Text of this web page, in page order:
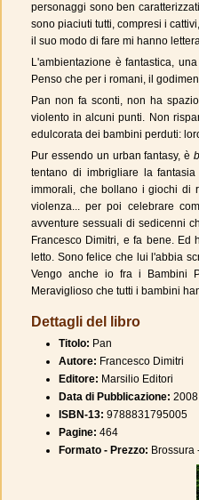
personaggi sono ben
sono piaciuti tutti, compresi i
il suo modo di fare mi hanno
L'ambientazione è fantastica,
Penso che per i romani, il
Pan non fa sconti, non ha
violento in alcuni punti. Non
edulcorata dei bambini perduti:
Pur essendo un urban fantasy, è
tentano di imbrigliare la
immorali, che bollano i giochi di
violenza... per poi celebrare
avventure sessuali di sedicenni
Francesco Dimitri, e fa bene.
letto. Sono felice che lui l'abbia
Vengo anche io fra i Bambini
Meraviglioso che tutti i bambini
Dettagli del libro
Titolo: Pan
Autore: Francesco Dimitri
Editore: Marsilio Editori
Data di Pubblicazione: 2008
ISBN-13: 9788831795005
Pagine:464
Formato - Prezzo: Brossura